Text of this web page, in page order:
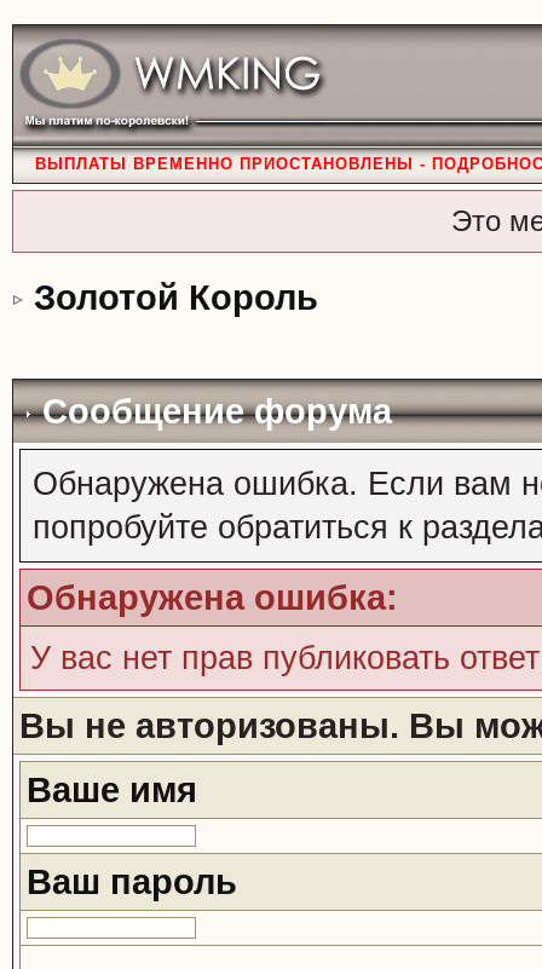
ВЫПЛАТЫ ВРЕМЕННО ПРИОСТАНОВЛЕНЫ -
Это
Золотой Король
Сообщение форума
Обнаружена ошибка. Если вам
попробуйте обратиться к
Обнаружена ошибка:
У вас нет прав публиковать
Вы не авторизованы. Вы
Ваше имя
Ваш пароль